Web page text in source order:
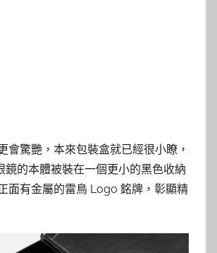
會驚艷，本來包裝盒就已經很小瞭，
鏡的本體被裝在一個更小的黑色收納
面有金屬的雷鳥 Logo 銘牌，彰顯精